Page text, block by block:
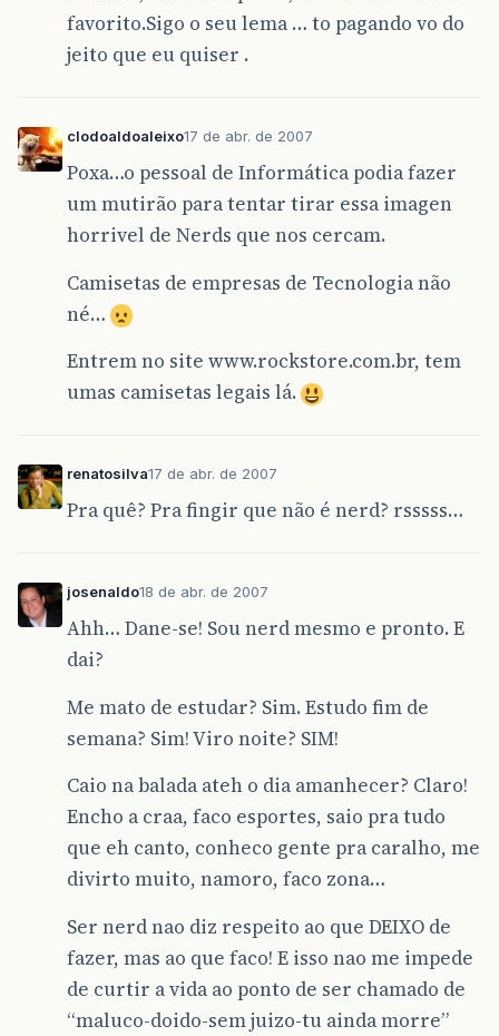
favorito.Sigo o seu lema … to pagando vo do
jeito que eu quiser .
clodoaldoaleixo17 de abr. de 2007
Poxa…o pessoal de Informática podia fazer
um mutirão para tentar tirar essa imagen
horrivel de Nerds que nos cercam.
Camisetas de empresas de Tecnologia não
né…
Entrem no site www.rockstore.com.br, tem
umas camisetas legais lá.
renatosilva17 de abr. de 2007
Pra quê? Pra fingir que não é nerd? rsssss…
josenaldo18 de abr. de 2007
Ahh… Dane-se! Sou nerd mesmo e pronto. E
dai?
Me mato de estudar? Sim. Estudo fim de
semana? Sim! Viro noite? SIM!
Caio na balada ateh o dia amanhecer? Claro!
Encho a craa, faco esportes, saio pra tudo
que eh canto, conheco gente pra caralho, me
divirto muito, namoro, faco zona…
Ser nerd nao diz respeito ao que DEIXO de
fazer, mas ao que faco! E isso nao me impede
de curtir a vida ao ponto de ser chamado de
“maluco-doido-sem juizo-tu ainda morre”